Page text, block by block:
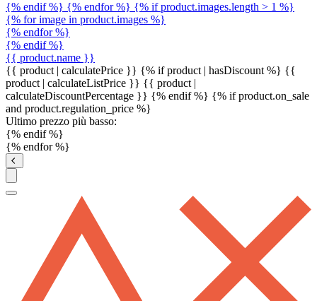
{% endif %} {% endfor %} {% if product.images.length > 1 %}
{% for image in product.images %}
{% endfor %}
{% endif %}
{{ product.name }}
{{ product | calculatePrice }} {% if product | hasDiscount %} {{
product | calculateListPrice }} {{ product |
calculateDiscountPercentage }} {% endif %} {% if product.on_sale
and product.regulation_price %}
Ultimo prezzo più basso:
{% endif %}
{% endfor %}